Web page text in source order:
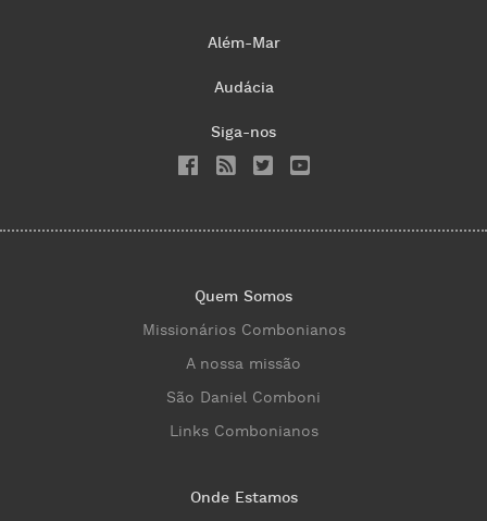
Além-Mar
Audácia
Siga-nos
Quem Somos
Missionários Combonianos
A nossa missão
São Daniel Comboni
Links Combonianos
Onde Estamos